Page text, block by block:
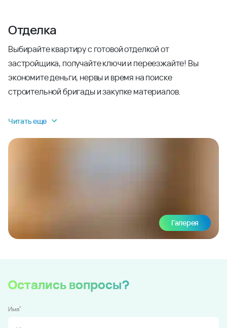
Отделка
Выбирайте квартиру с готовой отделкой от
застройщика, получайте ключи и переезжайте! Вы
экономите деньги, нервы и время на поиске
строительной бригады и закупке материалов.
Читать еще
Галерея
Остались вопросы?
Имя*